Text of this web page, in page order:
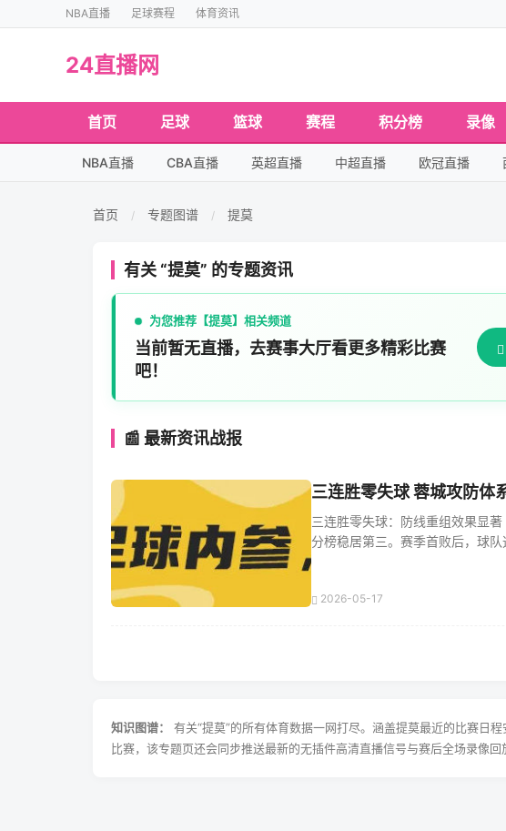
NBA直播 足球赛程 体育资讯
24直播网
首页 足球 篮球 赛程 积分榜 录像
NBA直播 CBA直播 英超直播 中超直播 欧冠直播
首页 / 专题图谱 / 提莫
有关 “提莫” 的专题资讯
为您推荐【提莫】相关频道
当前暂无直播，去赛事大厅看更多精彩比赛
吧！
📰 最新资讯战报
三连胜零失球 蓉城攻防体
三连胜零失球：防线重组效果显
分榜稳居第三。赛季首败后，球
2026-05-17
知识图谱：
有关“提莫”的所有体育数据一网打尽。涵盖提莫最近的比赛日
比赛，该专题页还会同步推送最新的无插件高清直播信号与赛后全场录像回